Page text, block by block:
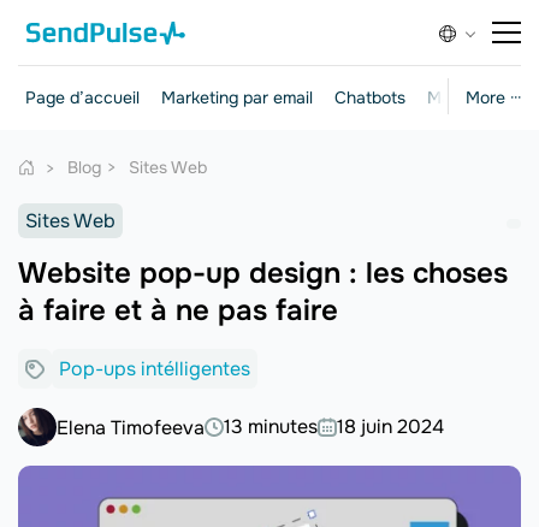
More ···
Page d’accueil Marketing par email Chatbots Marketing et
Blog Sites Web
Sites Web
Website pop-up design : les choses
à faire et à ne pas faire
Pop-ups intélligentes
Elena Timofeeva 13 minutes 18 juin 2024